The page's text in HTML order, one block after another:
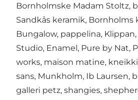
Bornholmske Madam Stoltz,
Sandkås keramik, Bornholms
Bungalow, pappelina,
Studio, Enamel, Pure by Nat,
works, maison matine,
sans, Munkholm, Ib Laursen,
galleri petz, shangies,